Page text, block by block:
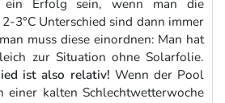
3°C Unterschied sind dann immer
muss diese einordnen: Man hat
zur Situation ohne Solarfolie.
ist also relativ! Wenn der Pool
einer kalten Schlechtwetterwoche